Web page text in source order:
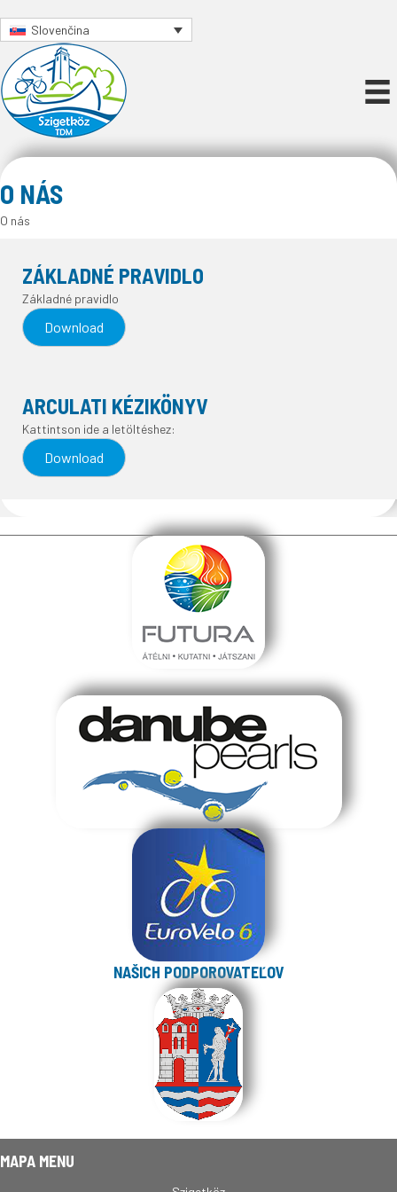
Slovenčina
O NÁS
O nás
ZÁKLADNÉ PRAVIDLO
Základné pravidlo
Download
ARCULATI KÉZIKÖNYV
Kattintson ide a letöltéshez:
Download
NAŠICH PODPOROVATEĽOV
MAPA MENU